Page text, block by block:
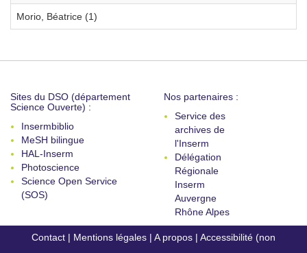
Morio, Béatrice (1)
Sites du DSO (département
Science Ouverte) :
Insermbiblio
MeSH bilingue
HAL-Inserm
Photoscience
Science Open Service
(SOS)
Nos partenaires :
Service des
archives de
l'Inserm
Délégation
Régionale
Inserm
Auvergne
Rhône Alpes
Contact | Mentions légales | A propos | Accessibilité (non